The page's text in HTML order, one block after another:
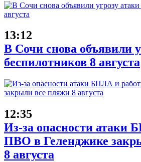
13:12
В Сочи снова объявили
беспилотников 8 августа
12:35
Из-за опасности атаки
ПВО в Геленджике
8 августа